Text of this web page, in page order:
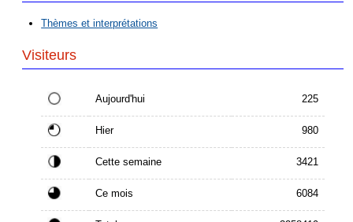
Thèmes et interprétations
Visiteurs
Aujourd'hui 225
Hier 980
Cette semaine 3421
Ce mois 6084